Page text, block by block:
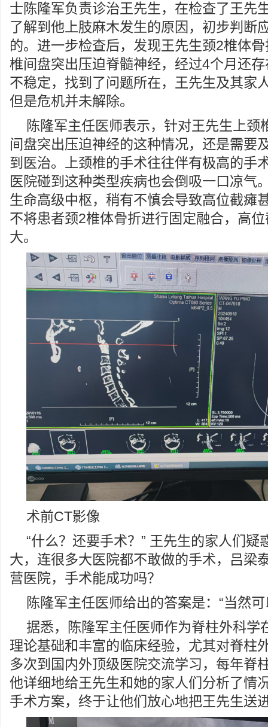
士陈隆军负责诊治王先生，在检查了王先
了解到他上肢麻木发生的原因，初步判断
的。进一步检查后，发现王先生颈2椎体
椎间盘突出压迫脊髓神经，经过4个月还
不稳定，找到了问题所在，王先生及其家
但是危机并未解除。
陈隆军主任医师表示，针对王先生上颈
间盘突出压迫神经的这种情况，还是需要
到医治。上颈椎的手术往往伴有极高的手
医院碰到这种类型疾病也会倒吸一口凉气
生命高级中枢，稍有不慎会导致高位截瘫
不将患者颈2椎体骨折进行固定融合，高
大。
术前CT影像
“什么？还要手术？” 王先生的家人们疑
大，连很多大医院都不敢做的手术，吕梁
营医院，手术能成功吗？
陈隆军主任医师给出的答案是：“当然可
据悉，陈隆军主任医师作为脊柱外科学
理论基础和丰富的临床经验，尤其对脊柱
多次到国内外顶级医院交流学习，每年脊
他详细地给王先生和她的家人们分析了情
手术方案，终于让他们放心地把王先生送